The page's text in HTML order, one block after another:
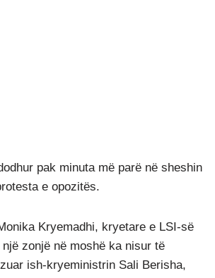
pak minuta më parë në sheshin
e opozitës.
Kryemadhi, kryetare e LSI-së
zonjë në moshë ka nisur të
ish-kryeministrin Sali Berisha,